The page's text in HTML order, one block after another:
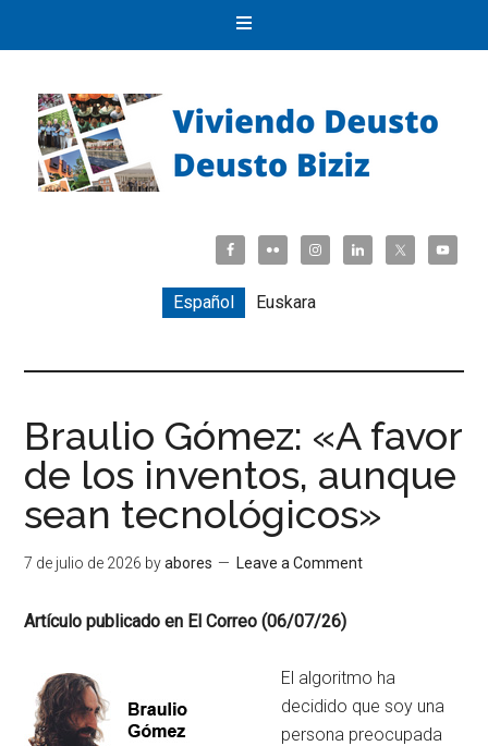
Español Euskara
Braulio Gómez: «A favor
de los inventos, aunque
sean tecnológicos»
7 de julio de 2026 byabores Leave a Comment
Artículo publicado en El Correo (06/07/26)
El algoritmo ha
decidido que soy una
persona preocupada